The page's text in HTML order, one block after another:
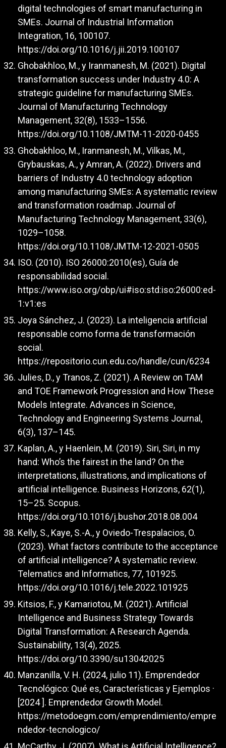
digital technologies of smart manufacturing in
SMEs. Journal of Industrial Information
Integration, 16, 100107.
https://doi.org/10.1016/j.jii.2019.100107
Ghobakhloo, M., y Iranmanesh, M. (2021). Digital
transformation success under Industry 4.0: A
strategic guideline for manufacturing SMEs.
Journal of Manufacturing Technology
Management, 32(8), 1533–1556.
https://doi.org/10.1108/JMTM-11-2020-0455
Ghobakhloo, M., Iranmanesh, M., Vilkas, M.,
Grybauskas, A., y Amran, A. (2022). Drivers and
barriers of Industry 4.0 technology adoption
among manufacturing SMEs: A systematic review
and transformation roadmap. Journal of
Manufacturing Technology Management, 33(6),
1029–1058.
https://doi.org/10.1108/JMTM-12-2021-0505
ISO. (2010). ISO 26000:2010(es), Guía de
responsabilidad social.
https://www.iso.org/obp/ui#iso:std:iso:26000:ed-
1:v1:es
Joya Sánchez, J. (2023). La inteligencia artificial
responsable como forma de transformación
social.
https://repositorio.cun.edu.co/handle/cun/6234
Julies, D., y Tranos, Z. (2021). A Review on TAM
and TOE Framework Progression and How These
Models Integrate. Advances in Science,
Technology and Engineering Systems Journal,
6(3), 137–145.
Kaplan, A., y Haenlein, M. (2019). Siri, Siri, in my
hand: Who’s the fairest in the land? On the
interpretations, illustrations, and implications of
artificial intelligence. Business Horizons, 62(1),
15–25. Scopus.
https://doi.org/10.1016/j.bushor.2018.08.004
Kelly, S., Kaye, S.-A., y Oviedo-Trespalacios, O.
(2023). What factors contribute to the acceptance
of artificial intelligence? A systematic review.
Telematics and Informatics, 77, 101925.
https://doi.org/10.1016/j.tele.2022.101925
Kitsios, F., y Kamariotou, M. (2021). Artificial
Intelligence and Business Strategy Towards
Digital Transformation: A Research Agenda.
Sustainability, 13(4), 2025.
https://doi.org/10.3390/su13042025
Manzanilla, V. H. (2024, julio 11). Emprendedor
Tecnológico: Qué es, Características y Ejemplos ·
[2024 ]. Emprendedor Growth Model.
https://metodoegm.com/emprendimiento/empre
ndedor-tecnologico/